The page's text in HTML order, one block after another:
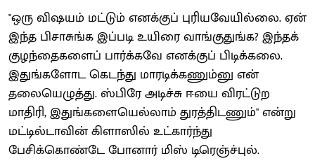
"ஒரு விஷயம் மட்டும் எனக்குப் புரியவேயில்லை. ஏன்
இந்த பிசாசுங்க இப்படி உயிரை வாங்குதுங்க? இந்தக்
குழந்தைகளைப் பார்க்கவே எனக்குப் பிடிக்கலை.
இதுங்களோட கெடந்து மாரடிக்கணும்னு என்
தலையெழுத்து. ஸ்பிரே அடிச்சு ஈயை விரட்டுற
மாதிரி, இதுங்களையெல்லாம் துரத்திடணும்" என்று
மட்டில்டாவின் கிளாஸில் உட்கார்ந்து
பேசிக்கொண்டே போனார் மிஸ் டிரெஞ்ச்புல்.